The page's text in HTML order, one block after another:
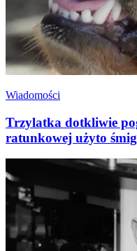
Wiadomości
Trzylatka dotkliwie
ratunkowej użyto